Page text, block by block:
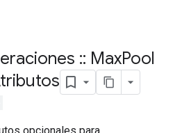
:: MaxPool